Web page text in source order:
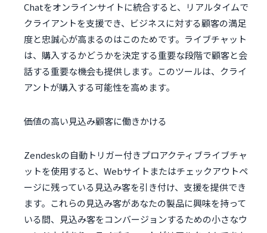
Chatをオンラインサイトに統合すると、リアルタイムで
クライアントを支援でき、ビジネスに対する顧客の満足
度と忠誠心が高まるのはこのためです。ライブチャット
は、購入するかどうかを決定する重要な段階で顧客と会
話する重要な機会も提供します。このツールは、クライ
アントが購入する可能性を高めます。
価値の高い見込み顧客に働きかける
Zendeskの自動トリガー付きプロアクティブライブチャ
ットを使用すると、Webサイトまたはチェックアウトペ
ージに残っている見込み客を引き付け、支援を提供でき
ます。これらの見込み客があなたの製品に興味を持って
いる間、見込み客をコンバージョンするための小さなウ